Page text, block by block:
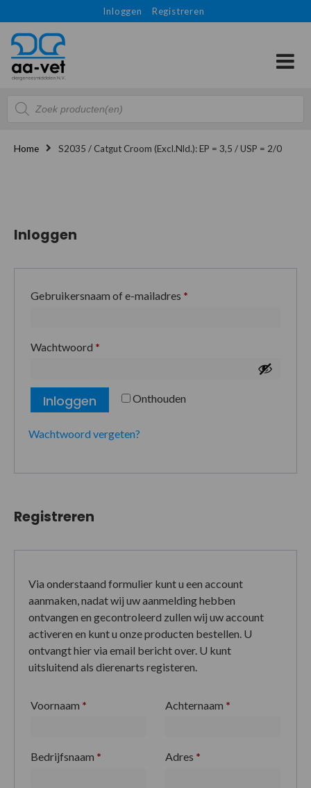
Inloggen Registreren
Producten
zoeken
Home S2035 / Catgut Croom (Excl.Nld.): EP = 3,5 / USP = 2/0
Inloggen
Gebruikersnaam of e-mailadres *
Wachtwoord *
Onthouden
Inloggen
Wachtwoord vergeten?
Registreren
Via onderstaand formulier kunt u een account
aanmaken, nadat wij uw aanmelding hebben
ontvangen en gecontroleerd zullen wij uw account
activeren en kunt u onze producten bestellen. U
ontvangt hier via email bericht over. U kunt
uitsluitend als dierenarts registeren.
Voornaam * Achternaam *
Bedrijfsnaam * Adres *